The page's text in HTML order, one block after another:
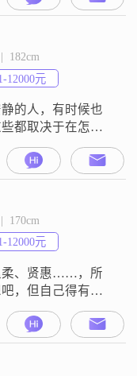
182cm
12000元
的人，有时候也
都取决于在怎么
以适应任何环境，
鲜的事物
活希望可以缤纷多
170cm
12000元
柔、贤惠……，所
，但自己得有能
配。我觉得两人相
同，并且说得来。